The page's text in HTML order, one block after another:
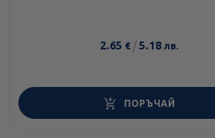
2.65 € /5.18 лв.
ПОРЪЧАЙ